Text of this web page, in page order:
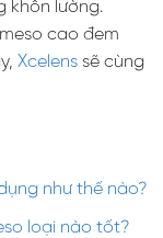
khôn lường.
cao đem
Xcelens sẽ cùng
như thế nào?
loại nào tốt?